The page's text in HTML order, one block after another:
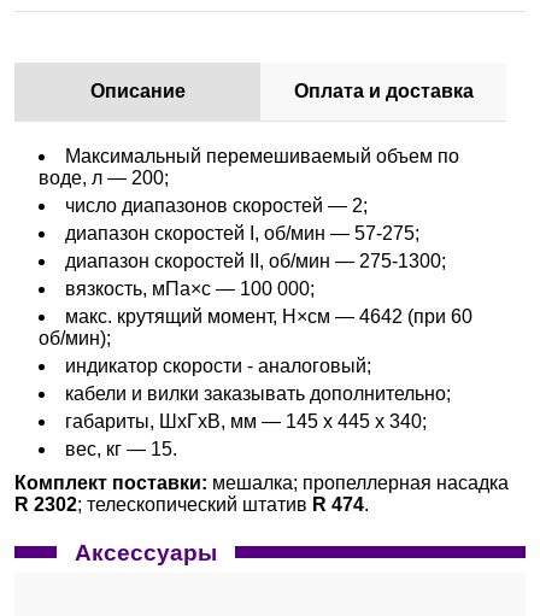
Описание Оплата и доставка
Максимальный перемешиваемый объем по
воде, л — 200;
число диапазонов скоростей — 2;
диапазон скоростей I, об/мин — 57-275;
диапазон скоростей II, об/мин — 275-1300;
вязкость, мПа×с — 100 000;
макс. крутящий момент, Н×см — 4642 (при 60
об/мин);
индикатор скорости - аналоговый;
кабели и вилки заказывать дополнительно;
габариты, ШхГхВ, мм — 145 x 445 x 340;
вес, кг — 15.
Комплект поставки: мешалка; пропеллерная насадка
R 2302; телескопический штатив R 474.
Аксессуары